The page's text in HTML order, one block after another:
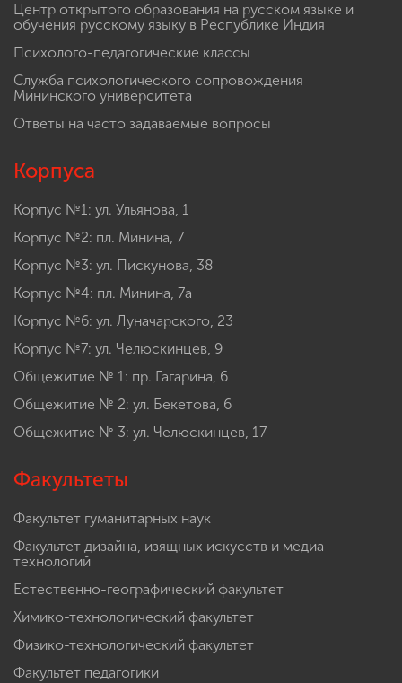
Центр открытого образования на русском языке и
обучения русскому языку в Республике Индия
Психолого-педагогические классы
Служба психологического сопровождения
Мининского университета
Ответы на часто задаваемые вопросы
Корпуса
Корпус №1: ул. Ульянова, 1
Корпус №2: пл. Минина, 7
Корпус №3: ул. Пискунова, 38
Корпус №4: пл. Минина, 7а
Корпус №6: ул. Луначарского, 23
Корпус №7: ул. Челюскинцев, 9
Общежитие № 1: пр. Гагарина, 6
Общежитие № 2: ул. Бекетова, 6
Общежитие № 3: ул. Челюскинцев, 17
Факультеты
Факультет гуманитарных наук
Факультет дизайна, изящных искусств и медиа-
технологий
Естественно-географический факультет
Химико-технологический факультет
Физико-технологический факультет
Факультет педагогики